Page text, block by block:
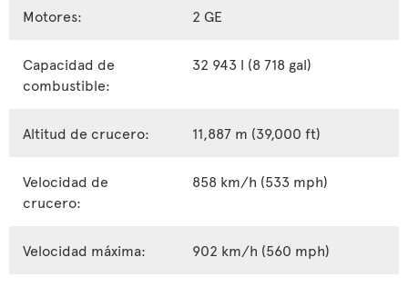
Motores: 2 GE
Capacidad de
combustible:
32 943 l (8 718 gal)
Altitud de crucero: 11,887 m (39,000 ft)
Velocidad de
crucero:
858 km/h (533 mph)
Velocidad máxima: 902 km/h (560 mph)